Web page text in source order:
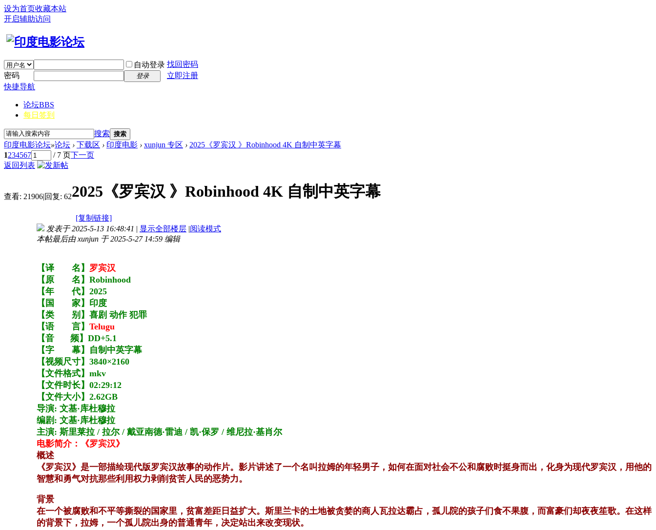
设为首页收藏本站
开启辅助访问
自动登录 找回密码
密码
登录
立即注册
快捷导航
论坛BBS
每日签到
搜索 搜索
印度电影论坛»论坛 › 下载区 › 印度电影 › xunjun 专区 › 2025《罗宾汉 》Robinhood 4K 自制中英字幕
1234567 / 7 页下一页
返回列表
查看: 21906|回复: 622025《罗宾汉 》Robinhood 4K 自制中英字幕
[复制链接]
发表于 2025-5-13 16:48:41 | 显示全部楼层 |阅读模式
本帖最后由 xunjun 于 2025-5-27 14:59 编辑
【译 名】 罗宾汉
【原 名】Robinhood
【年 代】2025
【国 家】印度
【类 别】喜剧 动作 犯罪
【语 言】 Telugu
【音 频】DD+5.1
【字 幕】自制中英字幕
【视频尺寸】3840×2160
【文件格式】mkv
【文件时长】02:29:12
【文件大小】2.62GB
导演: 文基·库杜穆拉​​
编剧: 文基·库杜穆拉​​
主演: 斯里莱拉 / 拉尔 / 戴亚南德·雷迪 / 凯·保罗 / 维尼拉·基肖尔
电影简介：《罗宾汉》
概述
《罗宾汉》是一部描绘现代版罗宾汉故事的动作片。影片讲述了一个名叫拉姆的年轻男子，如何在面对社会不公和腐败时挺身而出，化身为现代罗宾汉，用他的
智慧和勇气对抗那些利用权力剥削贫苦人民的恶势力。
背景
在一个被腐败和不平等撕裂的国家里，贫富差距日益扩大。斯里兰卡的土地被贪婪的商人瓦拉达霸占，孤儿院的孩子们食不果腹，而富豪们却夜夜笙歌。在这样
的背景下，拉姆，一个孤儿院出身的普通青年，决定站出来改变现状。